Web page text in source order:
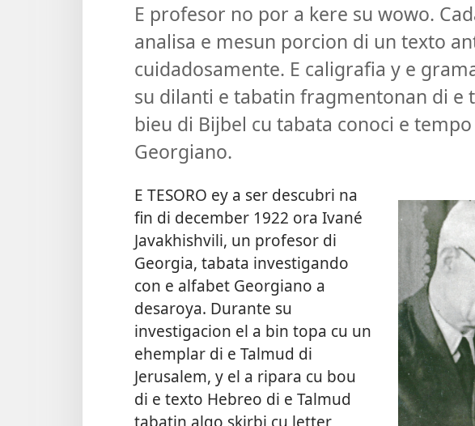
E profesor no por a kere su wowo.
analisa e mesun porcion di un texto
cuidadosamente. E caligrafia y e
su dilanti e tabatin fragmentonan di e
bieu di Bijbel cu tabata conoci e
Georgiano.
E TESORO ey a ser descubri na
fin di december 1922 ora Ivané
Javakhishvili, un profesor di
Georgia, tabata investigando
con e alfabet Georgiano a
desaroya. Durante su
investigacion el a bin topa cu un
ehemplar di e Talmud di
Jerusalem, y el a ripara cu bou
di e texto Hebreo di e Talmud